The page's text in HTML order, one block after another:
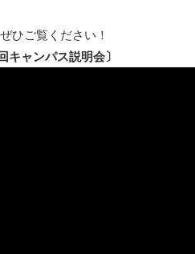
ひご覧ください！
ャンパス説明会〕